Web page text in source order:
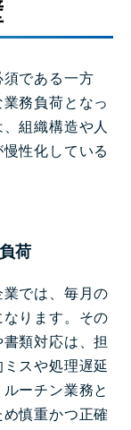
である一方
務負荷となっ
組織構造や人
性化している
荷
では、毎月の
ります。その
類対応は、担
スや処理遅延
ーチン業務と
慎重かつ正確